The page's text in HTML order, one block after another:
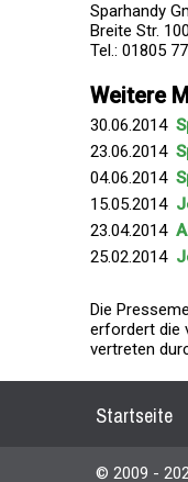
Sparhandy
Breite Str.
Tel.: 01805
Weitere
30.06.2014
23.06.2014
04.06.2014
15.05.2014
23.04.2014
25.02.2014
Die
erfordert die
vertreten
Startseite
© 2009 -